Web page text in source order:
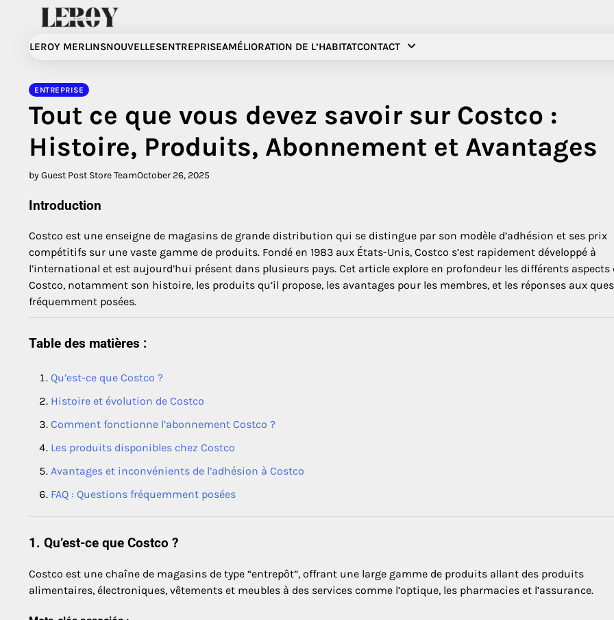
contentLEROY MERLINSNOUVELLESENTREPRISEAMÉLIORATION DE L’HABITATCONTACT
ENTREPRISE
Tout ce que vous devez savoir sur Costco :
Histoire, Produits, Abonnement et Avantages
by Guest Post Store TeamOctober 26, 2025
Introduction
Costco est une enseigne de magasins de grande distribution qui se distingue par son modèle d’adhésion et ses prix
compétitifs sur une vaste gamme de produits. Fondé en 1983 aux États-Unis, Costco s’est rapidement développé à
l’international et est aujourd’hui présent dans plusieurs pays. Cet article explore en profondeur les différents aspects
Costco, notamment son histoire, les produits qu’il propose, les avantages pour les membres, et les réponses aux
fréquemment posées.
Table des matières :
Qu’est-ce que Costco ?
Histoire et évolution de Costco
Comment fonctionne l’abonnement Costco ?
Les produits disponibles chez Costco
Avantages et inconvénients de l’adhésion à Costco
FAQ : Questions fréquemment posées
1. Qu’est-ce que Costco ?
Costco est une chaîne de magasins de type “entrepôt”, offrant une large gamme de produits allant des produits
alimentaires, électroniques, vêtements et meubles à des services comme l’optique, les pharmacies et l’assurance.